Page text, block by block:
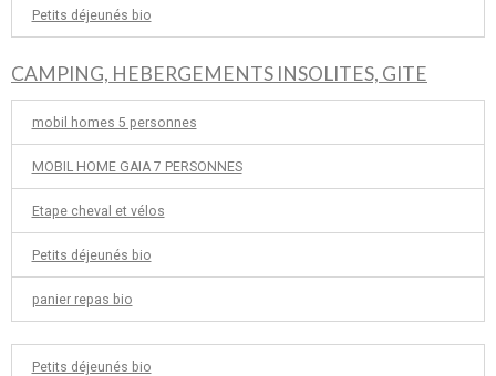
Petits déjeunés bio
CAMPING, HEBERGEMENTS INSOLITES, GITE
mobil homes 5 personnes
MOBIL HOME GAIA 7 PERSONNES
Etape cheval et vélos
Petits déjeunés bio
panier repas bio
Petits déjeunés bio